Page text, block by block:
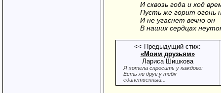
И сквозь года и ход
Пусть же горит огонь
И не угаснет вечно он
В наших сердцах
<< Предыдущий стих:
«Моим друзьям»
Лариса Шишкова
Я хотела спросить у каждого:
Есть ли друг у тебя
единственный...